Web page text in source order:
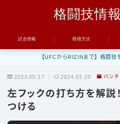
格闘技情
MENU
Bellator
RIZIN
試合情報 視聴方法
【UFCからRIZINまで】格闘
2023.05.17 2024.03.20 パンチ
左フックの打ち方を解説
つける